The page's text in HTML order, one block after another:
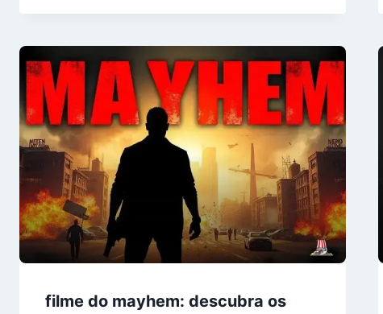
filme do mayhem: descubra os